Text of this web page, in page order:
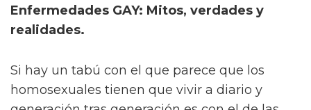
Enfermedades GAY: Mitos, verdades y
realidades.
Si hay un tabú con el que parece que los
homosexuales tienen que vivir a diario y